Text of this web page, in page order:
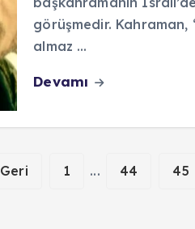
görüşmedir. Kahraman,
almaz ...
Devamı
Geri 1 ... 44 45